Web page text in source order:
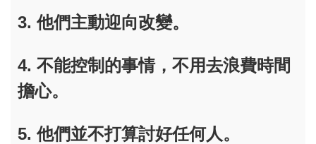
3. 他們主動迎向改變。
4. 不能控制的事情，不用去浪費時間
擔心。
5. 他們並不打算討好任何人。